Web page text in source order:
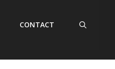
CONTACT